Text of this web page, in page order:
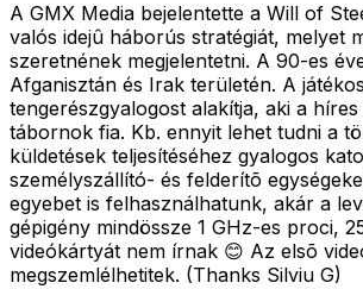
A GMX Media bejelentette a Will of
valós idejû háborús stratégiát, melyet
szeretnének megjelentetni. A 90-es
Afganisztán és Irak területén. A
tengerészgyalogost alakítja, aki a
tábornok fia. Kb. ennyit lehet tudni a
küldetések teljesítéséhez gyalogos
személyszállító- és felderítõ
egyebet is felhasználhatunk, akár a
gépigény mindössze 1 GHz-es proci,
videókártyát nem írnak 😊 Az elsõ
megszemlélhetitek. (Thanks Silviu G)